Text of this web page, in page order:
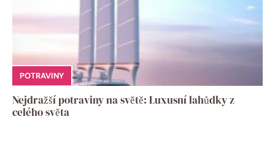
POTRAVINY
Nejdražší potraviny na světě: Luxusní lahůdky z
celého světa